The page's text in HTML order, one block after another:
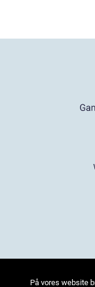
På vores website